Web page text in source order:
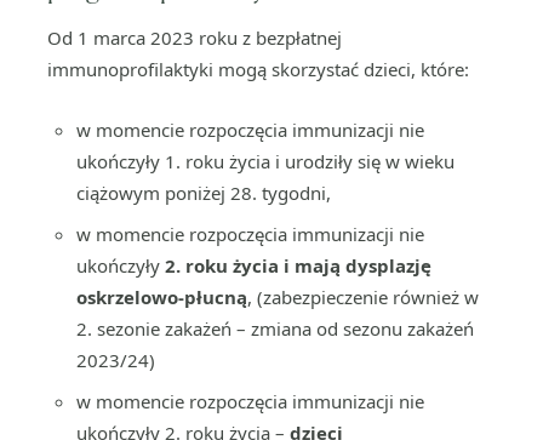
Od 1 marca 2023 roku z bezpłatnej
immunoprofilaktyki mogą skorzystać dzieci, które:
w momencie rozpoczęcia immunizacji nie
ukończyły 1. roku życia i urodziły się w wieku
ciążowym poniżej 28. tygodni,
w momencie rozpoczęcia immunizacji nie
ukończyły 2. roku życia i mają dysplazję
oskrzelowo-płucną, (zabezpieczenie również w
2. sezonie zakażeń – zmiana od sezonu zakażeń
2023/24)
w momencie rozpoczęcia immunizacji nie
ukończyły 2. roku życia – dzieci